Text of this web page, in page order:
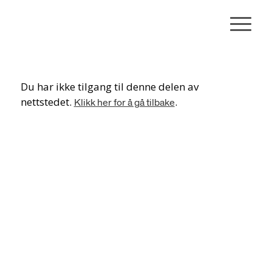
Du har ikke tilgang til denne delen av
nettstedet. Klikk her for å gå tilbake.